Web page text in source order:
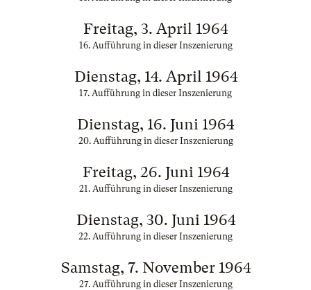
Freitag, 3. April 1964
16. Aufführung in dieser Inszenierung
Dienstag, 14. April 1964
17. Aufführung in dieser Inszenierung
Dienstag, 16. Juni 1964
20. Aufführung in dieser Inszenierung
Freitag, 26. Juni 1964
21. Aufführung in dieser Inszenierung
Dienstag, 30. Juni 1964
22. Aufführung in dieser Inszenierung
Samstag, 7. November 1964
27. Aufführung in dieser Inszenierung